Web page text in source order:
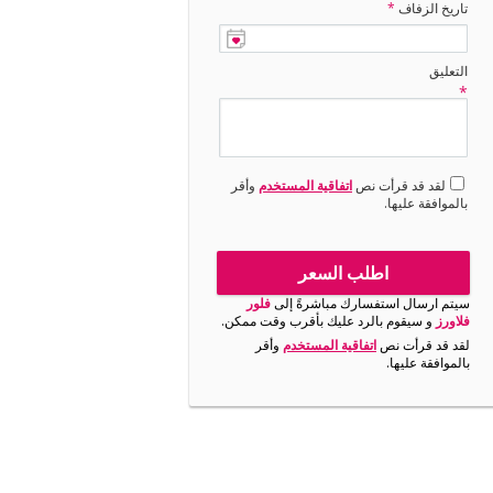
تاريخ الزفاف *
التعليق
*
لقد قد قرأت نصاتفاقية المستخدم وأقر
بالموافقة عليها.
اطلب السعر
سيتم ارسال استفسارك مباشرةً إلىفلور
فلاورز و سيقوم بالرد عليك بأقرب وقت ممكن.
لقد قد قرأت نصاتفاقية المستخدم وأقر
بالموافقة عليها.